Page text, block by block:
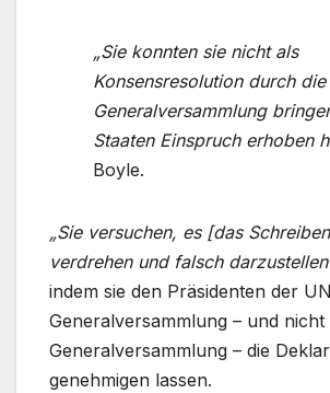
„Sie konnten sie nicht als
Konsensresolution durch
Generalversammlung
Staaten Einspruch erhoben
Boyle.
„Sie versuchen, es [das
verdrehen und falsch
indem sie den Präsidenten der
Generalversammlung – und nicht
Generalversammlung – die
genehmigen lassen.